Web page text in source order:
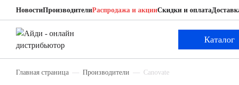
НовостиПроизводителиРаспродажа и акцииСкидки и оплата
Каталог
Главная страница Производители Canovate